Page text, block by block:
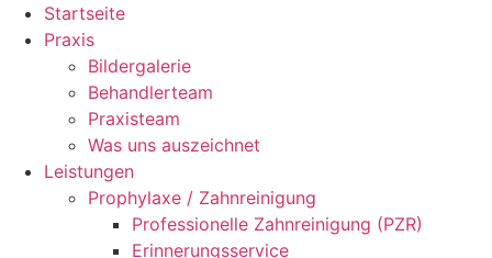
Startseite
Praxis
Bildergalerie
Behandlerteam
Praxisteam
Was uns auszeichnet
Leistungen
Prophylaxe / Zahnreinigung
Professionelle Zahnreinigung (PZR)
Erinnerungsservice ​